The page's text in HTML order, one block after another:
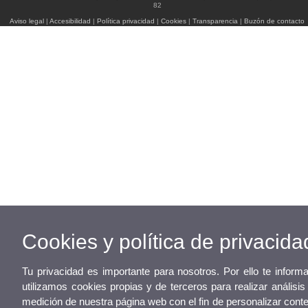
82
Aviso legal |Accesibilidad |Política privacidad |Cookies |Transparencia |Buzón de contacto
Cookies y política de
Tu privacidad es importante para nosotros. Por ello te
utilizamos cookies propias y de terceros para realizar
medición de nuestra página web con el fin de personalizar